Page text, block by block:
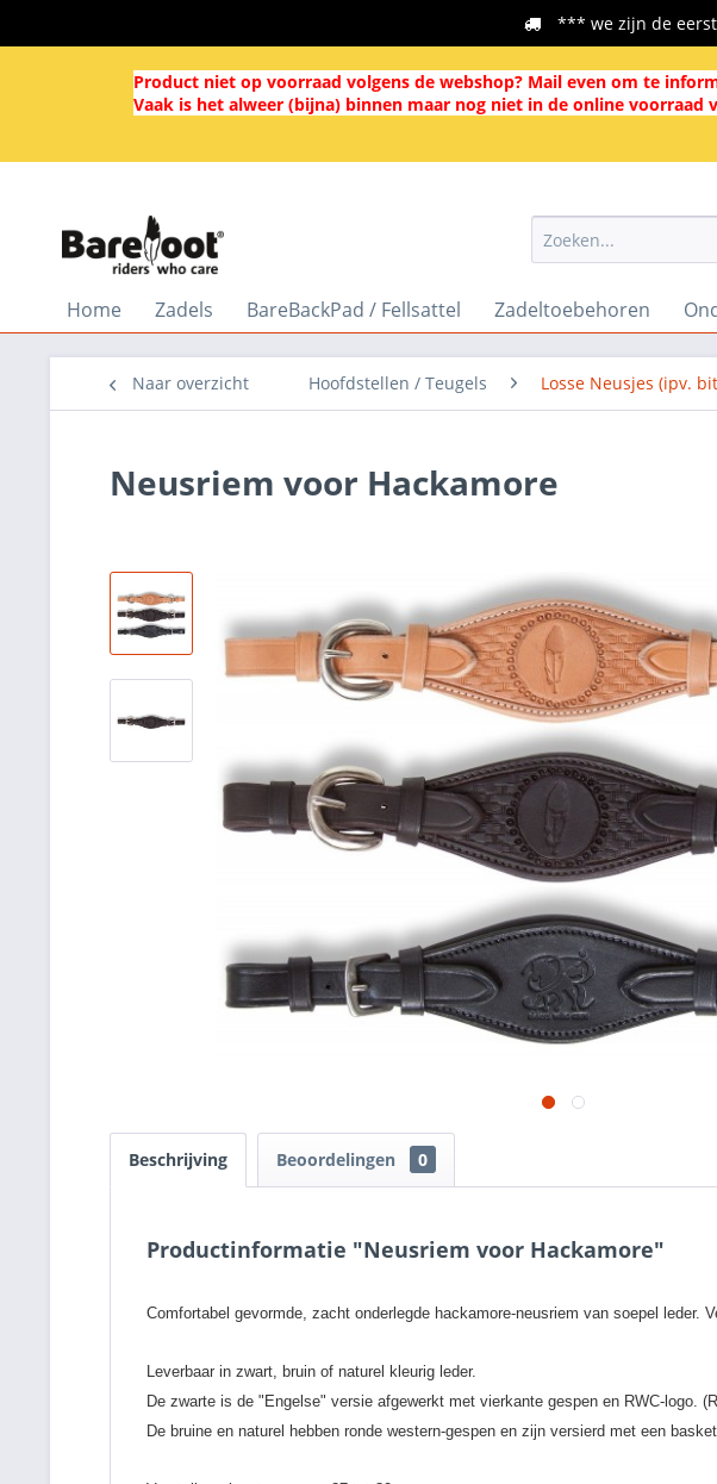
*** we zijn de
Product niet op voorraad volgens de webshop? Mail even om te
Vaak is het alweer (bijna) binnen maar nog niet in de online voorraad
Home Zadels BareBackPad / Fellsattel Zadeltoebehoren
Naar overzicht Hoofdstellen / Teugels Losse Neusjes (ipv.
Neusriem voor Hackamore
Beschrijving Beoordelingen 0
Productinformatie "Neusriem voor Hackamore"
Comfortabel gevormde, zacht onderlegde hackamore-neusriem van soepel
Leverbaar in zwart, bruin of naturel kleurig leder.
De zwarte is de "Engelse" versie afgewerkt met vierkante gespen en RWC-logo.
De bruine en naturel hebben ronde western-gespen en zijn versierd met een